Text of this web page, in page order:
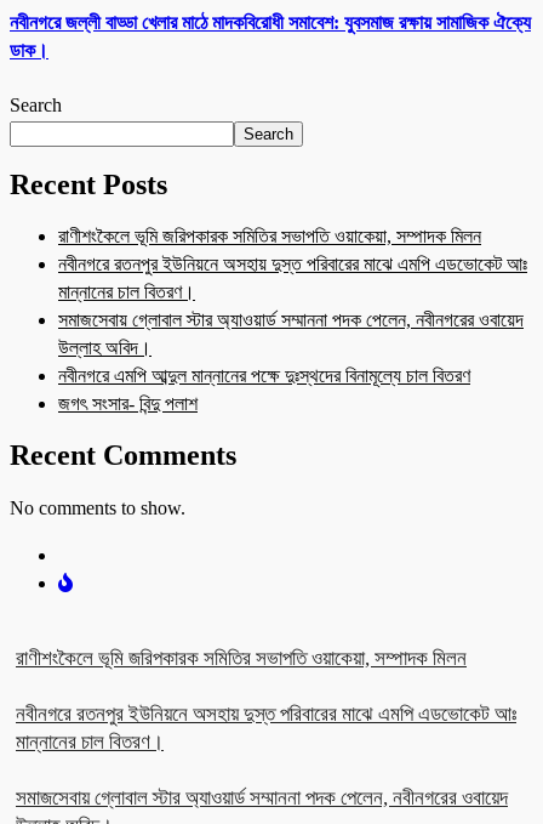
নবীনগরে জল্লী বাড্ডা খেলার মাঠে মাদকবিরোধী সমাবেশ: যুবসমাজ রক্ষায় সামাজিক ঐক্যে
ডাক।
Search
Search
Recent Posts
রাণীশংকৈলে ভূমি জরিপকারক সমিতির সভাপতি ওয়াকেয়া, সম্পাদক মিলন
নবীনগরে রতনপুর ইউনিয়নে অসহায় দুস্ত পরিবারের মাঝে এমপি এডভোকেট আঃ
মান্নানের চাল বিতরণ।
সমাজসেবায় গ্লোবাল স্টার অ্যাওয়ার্ড সম্মাননা পদক পেলেন, নবীনগরের ওবায়েদ
উল্লাহ অবিদ।
নবীনগরে এমপি আব্দুল মান্নানের পক্ষে দুঃস্থদের বিনামূল্যে চাল বিতরণ
জগৎ সংসার- বিন্দু পলাশ
Recent Comments
No comments to show.
রাণীশংকৈলে ভূমি জরিপকারক সমিতির সভাপতি ওয়াকেয়া, সম্পাদক মিলন
নবীনগরে রতনপুর ইউনিয়নে অসহায় দুস্ত পরিবারের মাঝে এমপি এডভোকেট আঃ
মান্নানের চাল বিতরণ।
সমাজসেবায় গ্লোবাল স্টার অ্যাওয়ার্ড সম্মাননা পদক পেলেন, নবীনগরের ওবায়েদ